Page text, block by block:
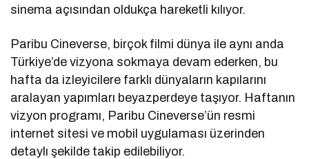
sinema açısından oldukça hareketli kılıyor.
Paribu Cineverse, birçok filmi dünya ile aynı anda
Türkiye’de vizyona sokmaya devam ederken, bu
hafta da izleyicilere farklı dünyaların kapılarını
aralayan yapımları beyazperdeye taşıyor. Haftanın
vizyon programı, Paribu Cineverse’ün resmi
internet sitesi ve mobil uygulaması üzerinden
detaylı şekilde takip edilebiliyor.